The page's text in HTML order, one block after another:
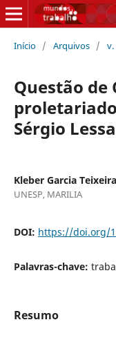
Início / Arquivos / v.
Questão de
Sérgio Lessa
Kleber Garcia Teixeira
UNESP, MARILIA
DOI: https://doi.org/
Palavras-chave:
Resumo